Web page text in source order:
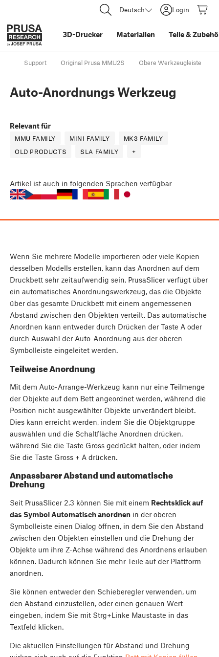
Deutsch Login
3D-Drucker Materialien Teile&
Support Original Prusa MMU2S Obere Werkzeugleiste
Auto-Anordnungs Werkzeug
Relevant für
MMU FAMILY MINI FAMILY
MK3 FAMILY
OLD PRODUCTS
SLA FAMILY +
Artikel ist auch in folgenden Sprachen verfügbar
Wenn Sie mehrere Modelle importieren oder viele Kopien
desselben Modells erstellen, kann das Anordnen auf dem
Druckbett sehr zeitaufwendig sein. PrusaSlicer verfügt über
ein automatisches Anordnungswerkzeug, das die Objekte
über das gesamte Druckbett mit einem angemessenen
Abstand zwischen den Objekten verteilt. Das automatische
Anordnen kann entweder durch Drücken der Taste A oder
durch Auswahl der Auto-Anordnung aus der oberen
Symbolleiste eingeleitet werden.
Teilweise Anordnung
Mit dem Auto-Arrange-Werkzeug kann nur eine Teilmenge
der Objekte auf dem Bett angeordnet werden, während die
Position nicht ausgewählter Objekte unverändert bleibt.
Dies kann erreicht werden, indem Sie die Objektgruppe
auswählen und die Schaltfläche Anordnen drücken,
während Sie die Taste Gross gedrückt halten, oder indem
Sie die Taste Gross + A drücken.
Anpassbarer Abstand und automatische
Drehung
Seit PrusaSlicer 2.3 können Sie mit einem Rechtsklick auf
das Symbol Automatisch anordnen in der oberen
Symbolleiste einen Dialog öffnen, in dem Sie den Abstand
zwischen den Objekten einstellen und die Drehung der
Objekte um ihre Z-Achse während des Anordnens erlauben
können. Dadurch können Sie mehr Teile auf der Plattform
anordnen.
Sie können entweder den Schieberegler verwenden, um
den Abstand einzustellen, oder einen genauen Wert
eingeben, indem Sie mit Strg+Linke Maustaste in das
Textfeld klicken.
Die aktuellen Einstellungen für Abstand und Drehung